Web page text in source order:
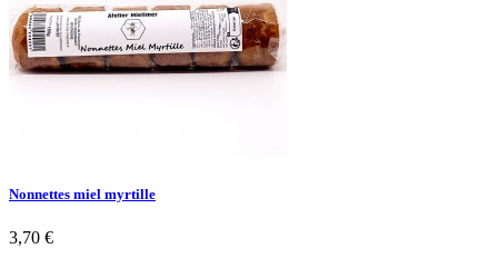
Nonnettes miel myrtille
3,70 €